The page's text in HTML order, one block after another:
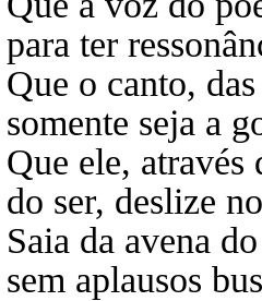
para ter
Que o canto,
somente seja a
Que ele, através
do ser, deslize
Saia da avena
sem aplausos